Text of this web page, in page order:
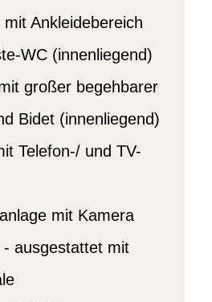
Ankleidebereich
WC (innenliegend)
großer begehbarer
Bidet (innenliegend)
Telefon-/ und TV-
mit Kamera
ausgestattet mit